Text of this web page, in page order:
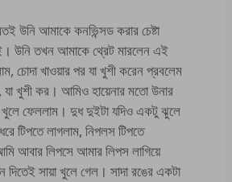
উনি আমাকে কনভিন্সড করার চেষ্টা
উনি তখন আমাকে থ্রেট মারলেন এই
চোদা খাওয়ার পর যা খুশী করেন প্রবলেম
খুশী কর। আমিও হায়েনার মতো উনার
খুলে ফেললাম। দুধ দুইটা যদিও একটু ঝুলে
টিপতে লাগলাম, নিপলস টিপতে
আবার লিপসে আমার লিপস লাগিয়ে
সায়া খুলে গেল। সাদা রঙের একটা